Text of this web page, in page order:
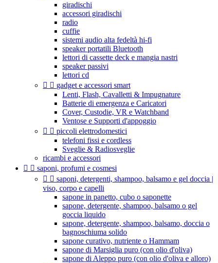
giradischi
accessori giradischi
radio
cuffie
sistemi audio alta fedeltà hi-fi
speaker portatili Bluetooth
lettori di cassette deck e mangia nastri
speaker passivi
lettori cd
  gadget e accessori smart
Lenti, Flash, Cavalletti & Impugnature
Batterie di emergenza e Caricatori
Cover, Custodie, VR e Watchband
Ventose e Supporti d'appoggio
  piccoli elettrodomestici
telefoni fissi e cordless
Sveglie & Radiosveglie
ricambi e accessori
  saponi, profumi e cosmesi
  saponi, detergenti, shampoo, balsamo e gel doccia |
viso, corpo e capelli
sapone in panetto, cubo o saponette
sapone, detergente, shampoo, balsamo o gel
goccia liquido
sapone, detergente, shampoo, balsamo, doccia o
bagnoschiuma solido
sapone curativo, nutriente o Hammam
sapone di Marsiglia puro (con olio d'oliva)
sapone di Aleppo puro (con olio d'oliva e alloro)